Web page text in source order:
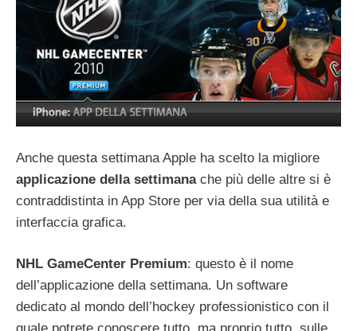
Anche questa settimana Apple ha scelto la migliore
applicazione della settimanache più delle altre si è
contraddistinta in App Store per via della sua utilità e
interfaccia grafica.
NHL GameCenter Premium: questo è il nome
dell’applicazione della settimana. Un software
dedicato al mondo dell’hockey professionistico con il